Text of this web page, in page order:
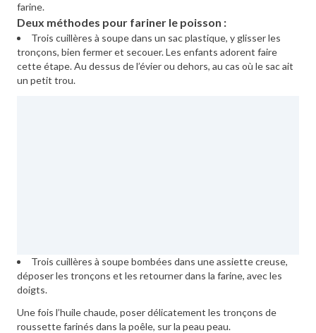
farine.
Deux méthodes pour fariner le poisson :
Trois cuillères à soupe dans un sac plastique, y glisser les
tronçons, bien fermer et secouer. Les enfants adorent faire
cette étape. Au dessus de l’évier ou dehors, au cas où le sac ait
un petit trou.
Trois cuillères à soupe bombées dans une assiette creuse,
déposer les tronçons et les retourner dans la farine, avec les
doigts.
Une fois l’huile chaude, poser délicatement les tronçons de
roussette farinés dans la poêle, sur la peau peau.